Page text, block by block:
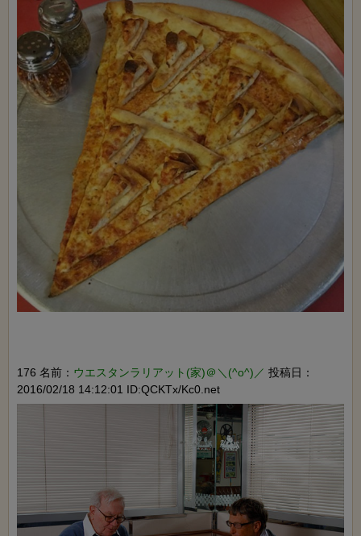
176 名前： ウエスタンラリアット(家)＠＼(^o^)／ 投稿日：
2016/02/18 14:12:01 ID:QCKTx/Kc0.net